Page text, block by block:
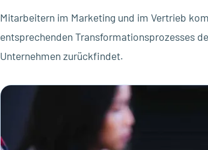
Mitarbeitern im Marketing und im Vertrieb
entsprechenden Transformationsprozesses
Unternehmen zurückfindet.